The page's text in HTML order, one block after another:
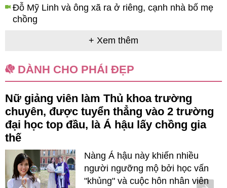
Đỗ Mỹ Linh và ông xã ra ở riêng, cạnh nhà bố mẹ
chồng
+ Xem thêm
DÀNH CHO PHÁI ĐẸP
Nữ giảng viên làm Thủ khoa trường
chuyên, được tuyển thẳng vào 2 trường
đại học top đầu, là Á hậu lấy chồng gia
thế
Nàng Á hậu này khiến nhiều
người ngưỡng mộ bởi học vấn
"khủng" và cuộc hôn nhân viên